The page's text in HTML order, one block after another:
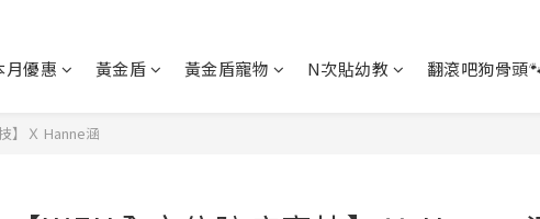
月優惠 黃金盾 黃金盾寵物 N次貼幼教 翻滾吧狗骨頭
】Ｘ Hanne涵